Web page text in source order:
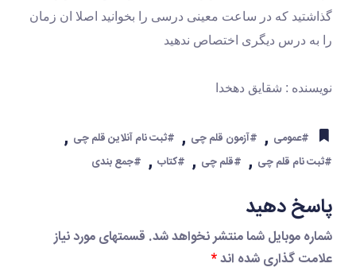
را به درس دیگری اختصاص ندهید
نویسنده : شقایق دهخدا
#عمومی , #آزمون قلم چی , #ثبت نام آنلاین قلم چی ,
#ثبت نام قلم چی , #قلم چی , #کتاب , #جمع بندی
پاسخ دهید
شماره موبایل شما منتشر نخواهد شد. قسمتهای مورد نیاز
علامت گذاری شده اند*